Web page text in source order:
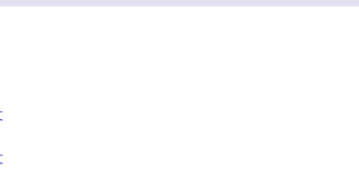
is het nummer 262. Als u Bijeenkomst vanuit
telefoonnummer van Bijeenkomst begint met +262). Het
eindigen op .re en de valutanaam van Bijeenkomst is